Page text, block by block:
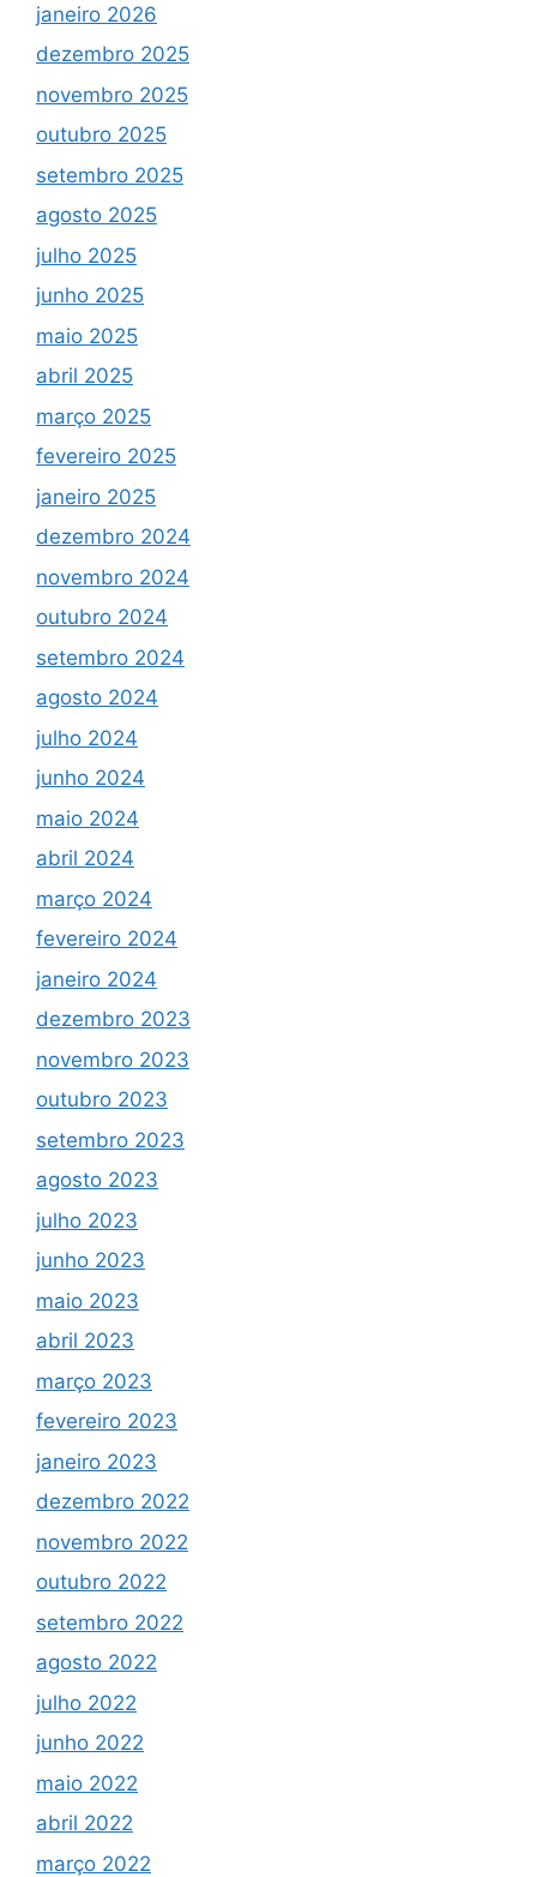
janeiro 2026
dezembro 2025
novembro 2025
outubro 2025
setembro 2025
agosto 2025
julho 2025
junho 2025
maio 2025
abril 2025
março 2025
fevereiro 2025
janeiro 2025
dezembro 2024
novembro 2024
outubro 2024
setembro 2024
agosto 2024
julho 2024
junho 2024
maio 2024
abril 2024
março 2024
fevereiro 2024
janeiro 2024
dezembro 2023
novembro 2023
outubro 2023
setembro 2023
agosto 2023
julho 2023
junho 2023
maio 2023
abril 2023
março 2023
fevereiro 2023
janeiro 2023
dezembro 2022
novembro 2022
outubro 2022
setembro 2022
agosto 2022
julho 2022
junho 2022
maio 2022
abril 2022
março 2022